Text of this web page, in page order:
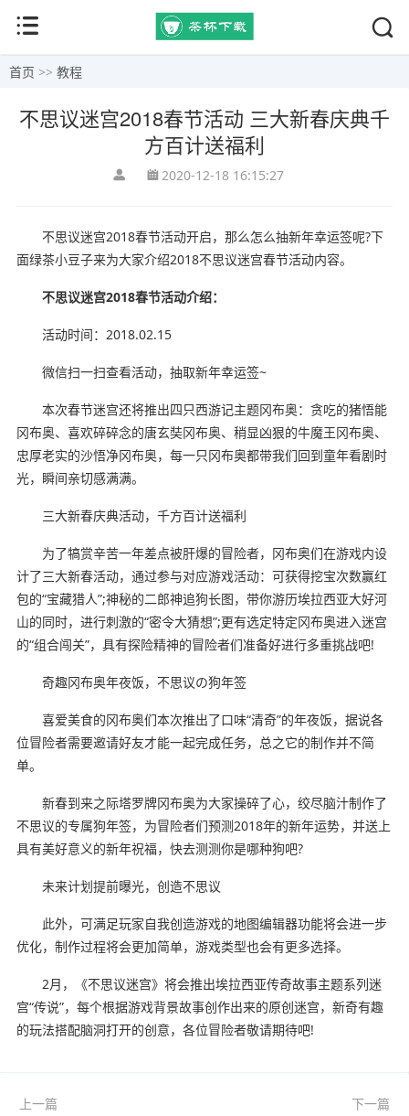
首页 >> 教程
不思议迷宫2018春节活动 三大新春庆典千
方百计送福利
2020-12-18 16:15:27
不思议迷宫2018春节活动开启，那么怎么抽新年幸运签呢?下
面绿茶小豆子来为大家介绍2018不思议迷宫春节活动内容。
不思议迷宫2018春节活动介绍：
活动时间：2018.02.15
微信扫一扫查看活动，抽取新年幸运签~
本次春节迷宫还将推出四只西游记主题冈布奥：贪吃的猪悟能
冈布奥、喜欢碎碎念的唐玄奘冈布奥、稍显凶狠的牛魔王冈布奥、
忠厚老实的沙悟净冈布奥，每一只冈布奥都带我们回到童年看剧时
光，瞬间亲切感满满。
三大新春庆典活动，千方百计送福利
为了犒赏辛苦一年差点被肝爆的冒险者，冈布奥们在游戏内设
计了三大新春活动，通过参与对应游戏活动：可获得挖宝次数赢红
包的“宝藏猎人”;神秘的二郎神追狗长图，带你游历埃拉西亚大好河
山的同时，进行刺激的“密令大猜想”;更有选定特定冈布奥进入迷宫
的“组合闯关”，具有探险精神的冒险者们准备好进行多重挑战吧!
奇趣冈布奥年夜饭，不思议の狗年签
喜爱美食的冈布奥们本次推出了口味“清奇”的年夜饭，据说各
位冒险者需要邀请好友才能一起完成任务，总之它的制作并不简
单。
新春到来之际塔罗牌冈布奥为大家操碎了心，绞尽脑汁制作了
不思议的专属狗年签，为冒险者们预测2018年的新年运势，并送上
具有美好意义的新年祝福，快去测测你是哪种狗吧?
未来计划提前曝光，创造不思议
此外，可满足玩家自我创造游戏的地图编辑器功能将会进一步
优化，制作过程将会更加简单，游戏类型也会有更多选择。
2月，《不思议迷宫》将会推出埃拉西亚传奇故事主题系列迷
宫“传说”，每个根据游戏背景故事创作出来的原创迷宫，新奇有趣
的玩法搭配脑洞打开的创意，各位冒险者敬请期待吧!
上一篇 下一篇